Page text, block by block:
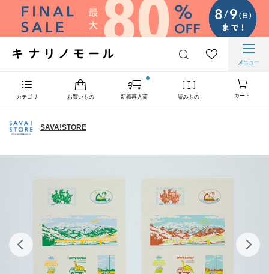
メニュー
カテゴリ お買いもの 新着再入荷 読みもの カート
SAVA!STORE